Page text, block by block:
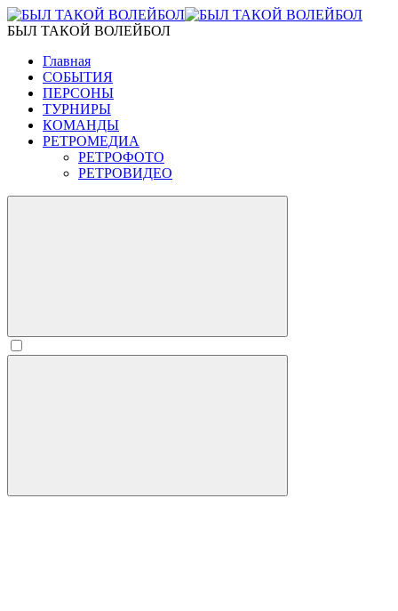
БЫЛ ТАКОЙ ВОЛЕЙБОЛ
Главная
СОБЫТИЯ
ПЕРСОНЫ
ТУРНИРЫ
КОМАНДЫ
РЕТРОМЕДИА
РЕТРОФОТО
РЕТРОВИДЕО